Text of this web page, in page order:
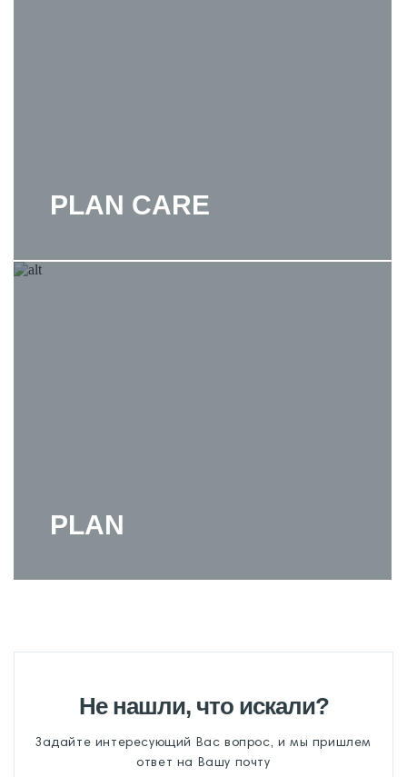
PLAN CARE
PLAN
Не нашли, что искали?
Задайте интересующий Вас вопрос, и мы пришлем
ответ на Вашу почту